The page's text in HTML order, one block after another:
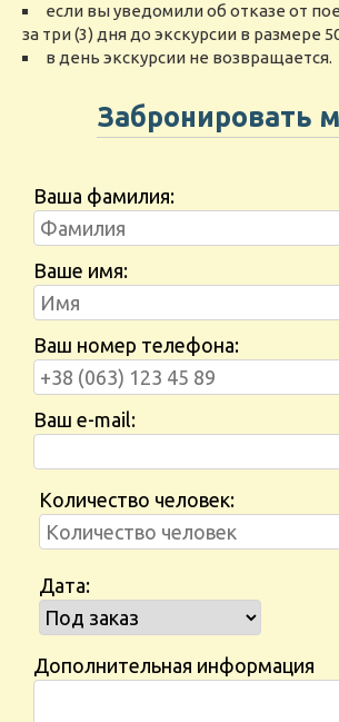
если вы уведомили об отказе от
за три (3) дня до экскурсии в размере
в день экскурсии не возвращается.
Забронировать
Ваша фамилия:
Ваше имя:
Ваш номер телефона:
Ваш e-mail:
Количество человек:
Дата:
Дополнительная информация